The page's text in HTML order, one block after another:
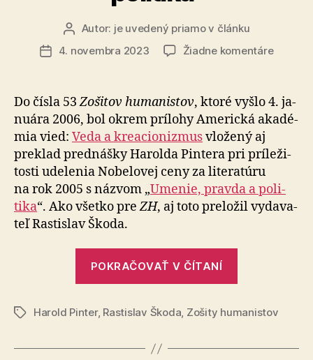
AutorAutor: je uvedený priamo v článku
Dátum4. novembra 2023 Žiadne komentárena
Harolda
Pintera
a
Do čísla 53Zošitov humanistov, ktoré vyšlo 4. ja­
nu­ára 2006, bol okrem prílohy Ame­rická aka­dé­
mia vied: Veda a kre­a­cio­nizmusvložený aj
preklad pred­nášky Harolda Pintera pri prí­le­ži­
tosti udelenia Nobelovej ceny za li­te­ra­túru
na rok 2005 s názvom „Umenie, pravda a po­li­
tika“. Ako všetko preZH, aj toto pre­lo­žil vy­da­va­
teľ Rastislav Škoda.
POKRAČOVAŤ V ČÍTANÍ
Pintera
pravda
ZnačkyHarold Pinter, Rastislav Škoda, Zošity humanistov